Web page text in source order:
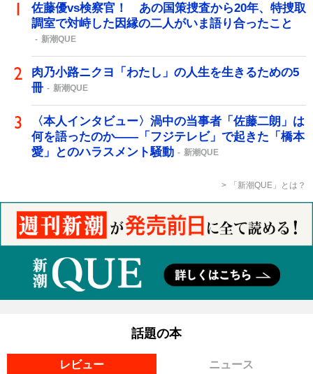
佐藤優vs検察官！ あの国策捜査から20年、特捜取
調室で対峙した因縁の二人がいま語り合ったこと
新潮QUE
肉乃小路ニクヨ「わたし」の人生を生きるための5
冊
新潮QUE
〈本人インタビュー〉渦中の当事者「佐藤二朗」は
何を語ったのか――「フジテレビ」で起きた「橋本
愛」とのハラスメント騒動
新潮QUE
「新潮QUE」とは？
話題の本
レビュー ニュース